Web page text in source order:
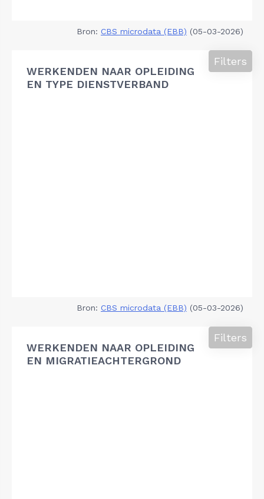
Bron: CBS microdata (EBB) (05-03-2026)
WERKENDEN NAAR OPLEIDING
EN TYPE DIENSTVERBAND
Filters
Bron: CBS microdata (EBB) (05-03-2026)
WERKENDEN NAAR OPLEIDING
EN MIGRATIEACHTERGROND
Filters